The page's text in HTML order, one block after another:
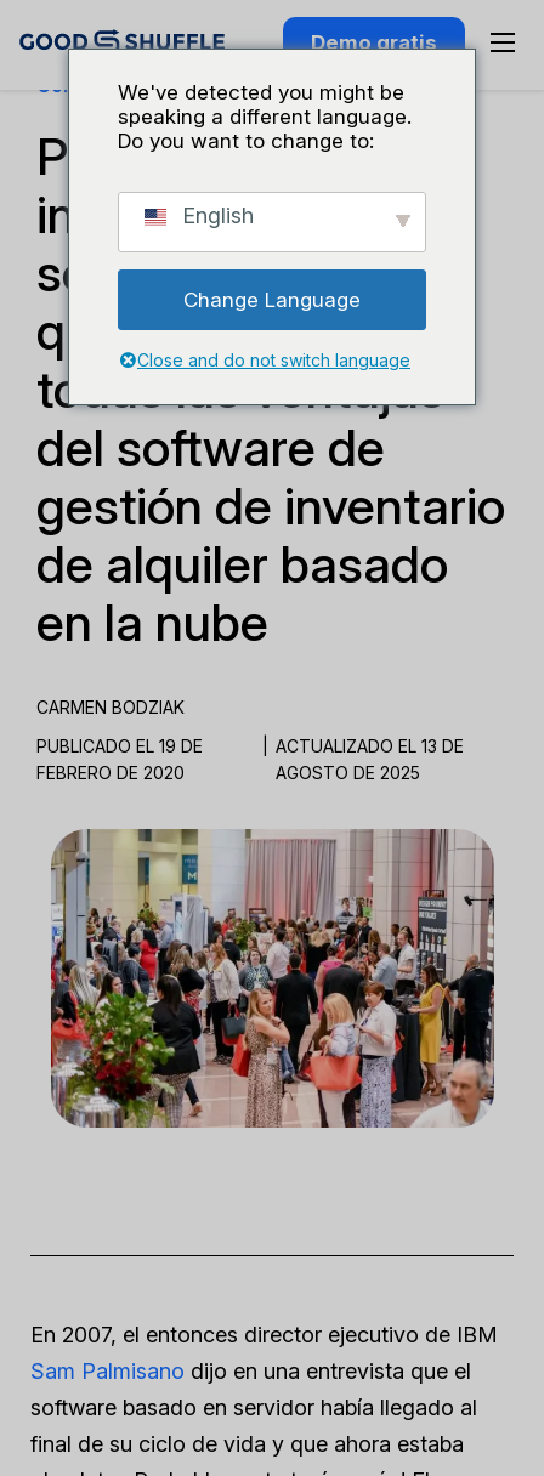
Demo gratis
Conocimiento Del Sector
Por qué el software
instalado en
servidores ha
quedado obsoleto:
todas las ventajas
del software de
gestión de inventario
de alquiler basado
en la nube
CARMEN BODZIAK
PUBLICADO EL 19 DE
FEBRERO DE 2020
ACTUALIZADO EL 13 DE
AGOSTO DE 2025
En 2007, el entonces director ejecutivo de IBM
Sam Palmisano dijo en una entrevista que el
software basado en servidor había llegado al
final de su ciclo de vida y que ahora estaba
We've detected you might be
speaking a different language.
Do you want to change to:
English
Change Language
Close and do not switch language